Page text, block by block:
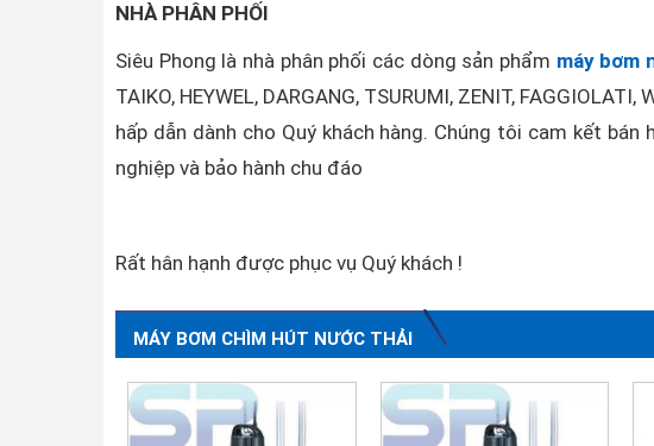
NHÀ PHÂN PHỐI
Siêu Phong là nhà phân phối các dòng sản phẩm máy bơm
TAIKO, HEYWEL, DARGANG, TSURUMI, ZENIT,
hấp dẫn dành cho Quý khách hàng. Chúng tôi cam kết
nghiệp và bảo hành chu đáo
Rất hân hạnh được phục vụ Quý khách !
MÁY BƠM CHÌM HÚT NƯỚC THẢI